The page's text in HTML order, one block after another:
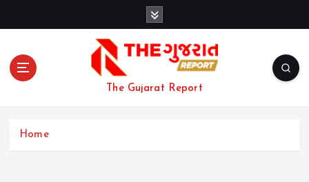
The Gujarat Report
Home